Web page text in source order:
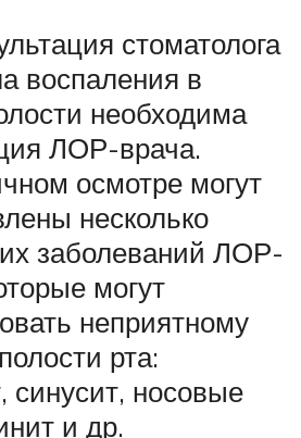
стоматолога
воспаления в
необходима
ЛОР-врача.
осмотре могут
несколько
заболеваний ЛОР-
могут
неприятному
рта:
синусит, носовые
и др.